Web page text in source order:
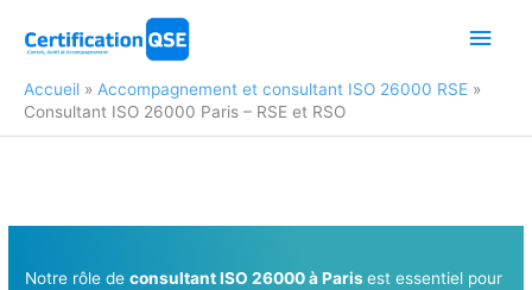
Accueil
Accompagnement et consultant ISO 26000 RSE
Consultant ISO 26000 Paris – RSE et RSO
Notre rôle deconsultant ISO 26000 à Parisest essentiel pour